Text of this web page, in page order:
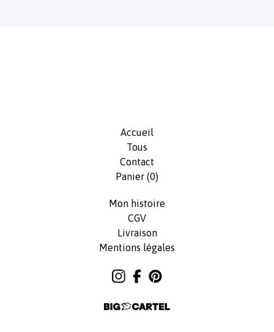
Accueil
Tous
Contact
Panier (0)
Mon histoire
CGV
Livraison
Mentions légales